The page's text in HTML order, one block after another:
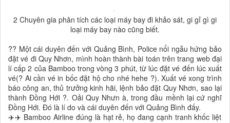
2 Chuyên gia phân tích các loại máy bay đi khảo sát, gi gỉ gì gi
loại máy bay nào cũng biết.
?? Một cái duyên đến với Quảng Bình, Police nổi ngẫu hứng bảo
đặt vé đi Quy Nhơn, mình hoàn thành bài toán trên trang web đại
lí cấp 2 của Bamboo trong vòng 3 phút, từ lúc đặt vé đến lúc xuất
vé(? Ai cần vé in bốc đặt hộ cho nhé hehe ?). Xuất vé xong trình
báo công an, thủ trưởng kinh hãi, lệnh bảo đặt Quy Nhơn, sao lại
thành Đồng Hới ?. Oải Quy Nhưn à, trong đầu mềnh lại cứ nghĩ
Đồng Hới. Đó là lí do và cái duyên đến với Quảng Bình đấy.
✈️✈️ Bamboo Airline đúng là hạt rẻ, họ đang cạnh tranh khốc liệt